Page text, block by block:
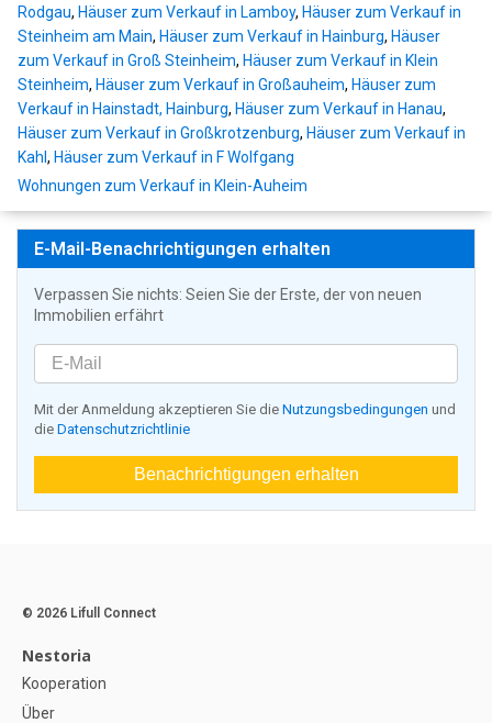
Rodgau, Häuser zum Verkauf in Lamboy, Häuser zum Verkauf in
Steinheim am Main, Häuser zum Verkauf in Hainburg, Häuser
zum Verkauf in Groß Steinheim, Häuser zum Verkauf in Klein
Steinheim, Häuser zum Verkauf in Großauheim, Häuser zum
Verkauf in Hainstadt, Hainburg, Häuser zum Verkauf in Hanau,
Häuser zum Verkauf in Großkrotzenburg, Häuser zum Verkauf in
Kahl , Häuser zum Verkauf in F Wolfgang
Wohnungen zum Verkauf in Klein-Auheim
E-Mail-Benachrichtigungen erhalten
Verpassen Sie nichts: Seien Sie der Erste, der von neuen
Immobilien erfährt
Mit der Anmeldung akzeptieren Sie die Nutzungsbedingungen und
die Datenschutzrichtlinie
Benachrichtigungen erhalten
© 2026 Lifull Connect
Nestoria
Kooperation
Über